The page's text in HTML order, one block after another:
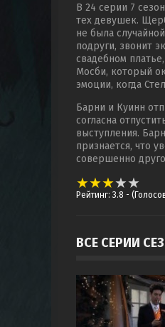
В 24 серии 7
тех девушек.
не была
подруги, звонит
свадебном
Мосби, который
эмоции, когда
Барни и Куинн
согласна
выступления.
признается, что
совершенно
Рейтинг: 3.8 -
ВСЕ СЕРИИ